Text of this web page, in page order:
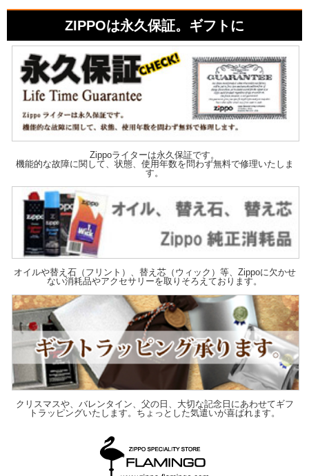
ZIPPOは永久保証。ギフトに
Zippoライターは永久保証です。
機能的な故障に関して、状態、使用年数を問わず無料で修理いたしま
す。
オイルや替え石（フリント）、替え芯（ウィック）等、Zippoに欠かせ
ない消耗品やアクセサリーを取りそろえております。
クリスマスや、バレンタイン、父の日、大切な記念日にあわせてギフ
トラッピングいたします。ちょっとした気遣いが喜ばれます。